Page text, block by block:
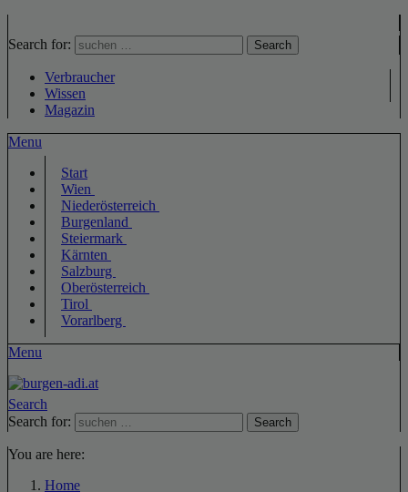
Search for: Search
Verbraucher
Wissen
Magazin
Menu
Start
Wien
Niederösterreich
Burgenland
Steiermark
Kärnten
Salzburg
Oberösterreich
Tirol
Vorarlberg
Menu
Search
Search for:
Search
You are here:
Home